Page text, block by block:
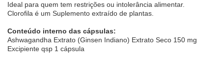
Ideal para quem tem restrições ou intolerância alimentar.
Clorofila é um Suplemento extraído de plantas.
Conteúdo interno das cápsulas:
Ashwagandha Extrato (Ginsen Indiano) Extrato Seco 150 mg
Excipiente qsp 1 cápsula